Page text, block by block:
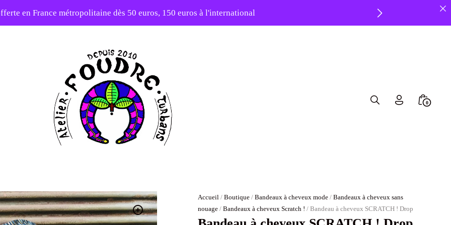
en France métropolitaine dès 50 euros, 150 euros à l'international
Search
0
Accueil /Boutique /Bandeaux à cheveux mode /Bandeaux à cheveux sans
nouage /Bandeaux à cheveux Scratch ! / Bandeau à cheveux SCRATCH ! Drop